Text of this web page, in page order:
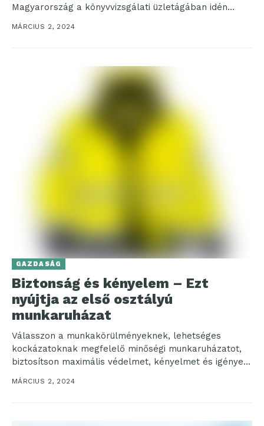
Magyarország a könyvvizsgálati üzletágában idén
MÁRCIUS 2, 2024
GAZDASÁG
Biztonság és kényelem – Ezt
nyújtja az első osztályú
munkaruházat
Válasszon a munkakörülményeknek, lehetséges
kockázatoknak megfelelő minőségi munkaruházatot,
biztosítson maximális védelmet, kényelmet és igényes
megjelenést a munkavállalók számára a
munkahelyeken! Az optimális védelem,...
MÁRCIUS 2, 2024